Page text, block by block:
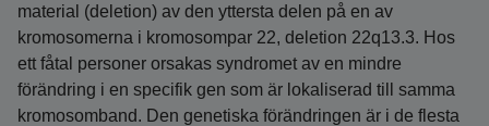
material (deletion) av den yttersta delen på en av
kromosomerna i kromosompar 22, deletion 22q13.3. Hos
ett fåtal personer orsakas syndromet av en mindre
förändring i en specifik gen som är lokaliserad till samma
kromosomband. Den genetiska förändringen är i de flesta